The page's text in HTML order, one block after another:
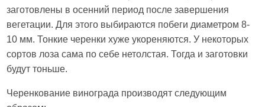
заготовлены в осенний период после завершения
вегетации. Для этого выбираются побеги диаметром 8-
10 мм. Тонкие черенки хуже укореняются. У некоторых
сортов лоза сама по себе нетолстая. Тогда и заготовки
будут тоньше.
Черенкование винограда производят следующим